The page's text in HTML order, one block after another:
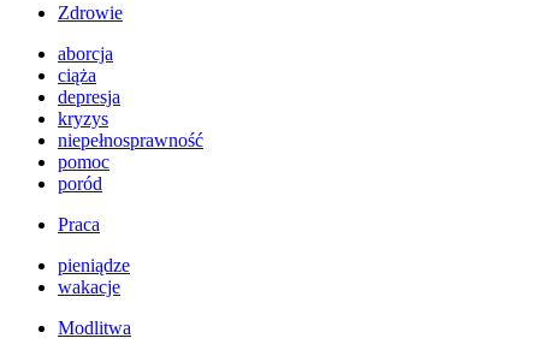
Zdrowie
aborcja
ciąża
depresja
kryzys
niepełnosprawność
pomoc
poród
Praca
pieniądze
wakacje
Modlitwa